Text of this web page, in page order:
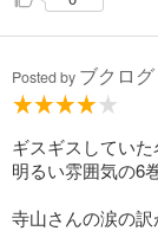
Posted by ブクログ
ギスギスしてい
明るい雰囲気の6巻
寺山さんの涙の訳